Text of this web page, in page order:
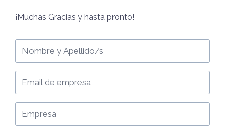
¡Muchas Gracias y hasta pronto!